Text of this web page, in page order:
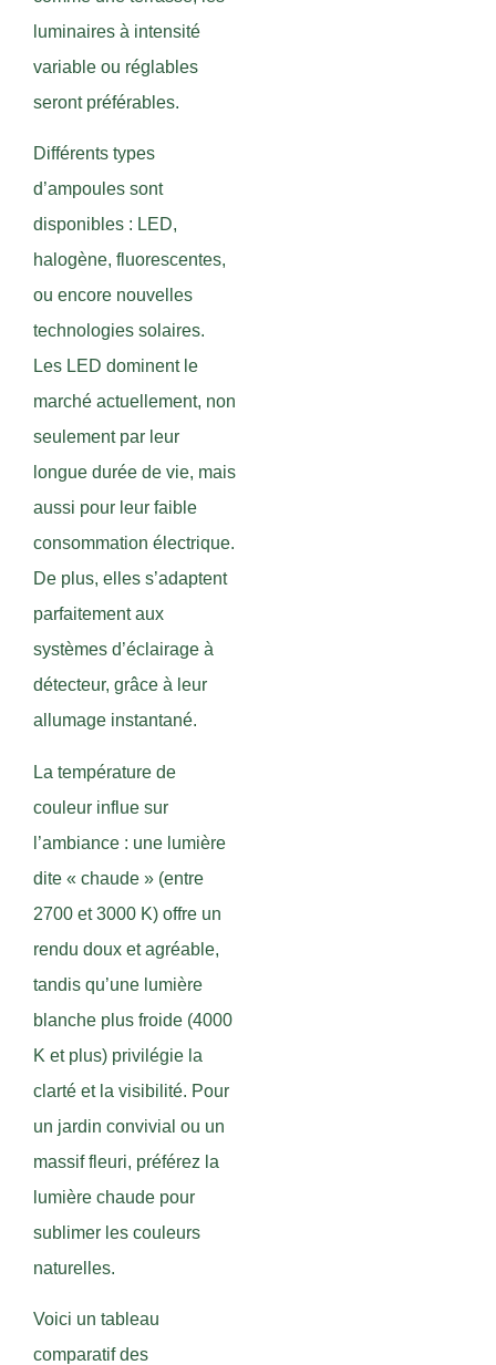
luminaires à intensité
variable ou réglables
seront préférables.
Différents types
d’ampoules sont
disponibles : LED,
halogène, fluorescentes,
ou encore nouvelles
technologies solaires.
Les LED dominent le
marché actuellement, non
seulement par leur
longue durée de vie, mais
aussi pour leur faible
consommation électrique.
De plus, elles s’adaptent
parfaitement aux
systèmes d’éclairage à
détecteur, grâce à leur
allumage instantané.
La température de
couleur influe sur
l’ambiance : une lumière
dite « chaude » (entre
2700 et 3000 K) offre un
rendu doux et agréable,
tandis qu’une lumière
blanche plus froide (4000
K et plus) privilégie la
clarté et la visibilité. Pour
un jardin convivial ou un
massif fleuri, préférez la
lumière chaude pour
sublimer les couleurs
naturelles.
Voici un tableau
comparatif des